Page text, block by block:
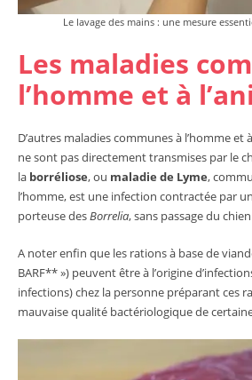
Le lavage des mains : une mesure
Les maladies
l’homme et à
D’autres maladies communes à l’homme et
ne sont pas directement transmises par le
la borréliose, ou maladie de Lyme,
l’homme, est une infection contractée par
porteuse desBorrelia, sans passage du
A noter enfin que les rations à base de
BARF** ») peuvent être à l’origine
infections) chez la personne préparant ces
mauvaise qualité bactériologique de